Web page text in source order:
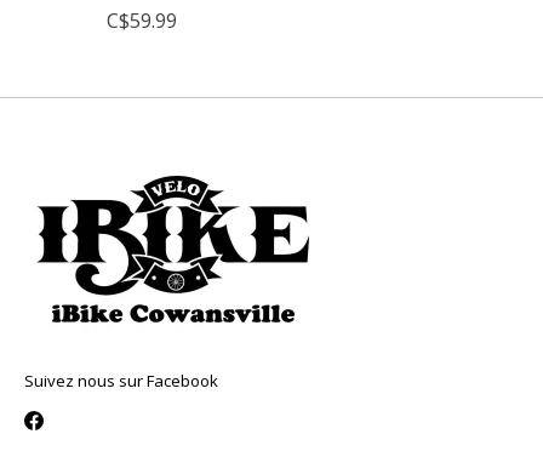
C$59.99
Suivez nous sur Facebook